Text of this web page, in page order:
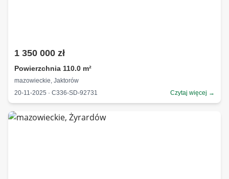
1 350 000 zł
Powierzchnia 110.0 m²
mazowieckie, Jaktorów
20-11-2025 · C336-SD-92731
Czytaj więcej →